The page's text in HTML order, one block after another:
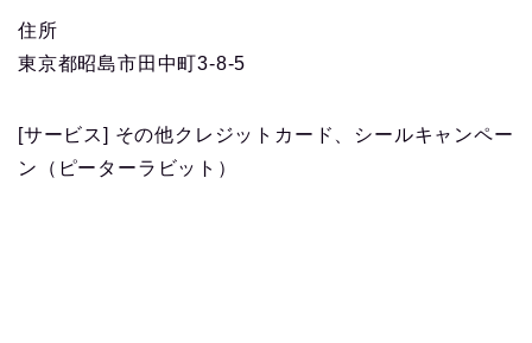
住所
東京都昭島市田中町3-8-5
[サービス] その他クレジットカード、シールキャンペー
ン（ピーターラビット）